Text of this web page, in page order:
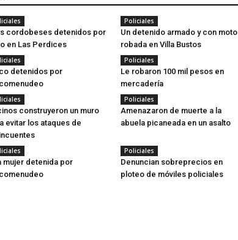
cordobeses detenidos por
en Las Perdices
Policiales
Un detenido armado y con moto
robada en Villa Bustos
detenidos por
Policiales
Le robaron 100 mil pesos en
mercadería
construyeron un muro
evitar los ataques de
Policiales
Amenazaron de muerte a la
abuela picaneada en un asalto
mujer detenida por
Policiales
Denuncian sobreprecios en
ploteo de móviles policiales